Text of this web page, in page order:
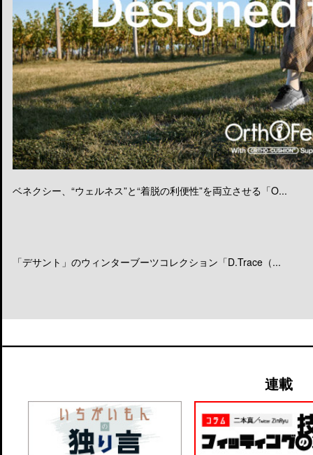
ベネクシー、“ウェルネス”と“着脱の利便性”を両立させる「O...
「デサント」のウィンターブーツコレクション「D.Trace（...
連載